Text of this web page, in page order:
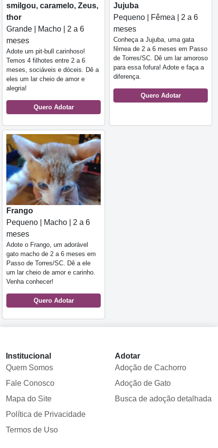
smilgou, caramelo, Zeus,
thor
Grande | Macho | 2 a 6
meses
Adote um pit-bull carinhoso!
Temos 4 filhotes entre 2 a 6
meses, sociáveis e dóceis. Dê a
eles um lar cheio de amor e
alegria!
Quero Adotar
Jujuba
Pequeno | Fêmea | 2 a 6
meses
Conheça a Jujuba, uma gata
fêmea de 2 a 6 meses em Passo
de Torres/SC. Dê um lar amoroso
para essa fofura! Adote e faça a
diferença.
Quero Adotar
Frango
Pequeno | Macho | 2 a 6
meses
Adote o Frango, um adorável
gato macho de 2 a 6 meses em
Passo de Torres/SC. Dê a ele
um lar cheio de amor e carinho.
Venha conhecer!
Quero Adotar
Institucional
Quem Somos
Fale Conosco
Mapa do Site
Política de Privacidade
Termos de Uso
Adotar
Adoção de Cachorro
Adoção de Gato
Busca de adoção detalhada